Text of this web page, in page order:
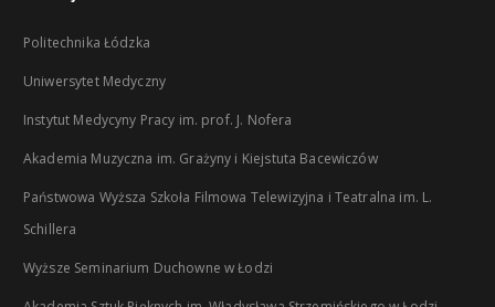
Politechnika Łódzka
Uniwersytet Medyczny
Instytut Medycyny Pracy im. prof. J. Nofera
Akademia Muzyczna im. Grażyny i Kiejstuta Bacewiczów
Państwowa Wyższa Szkoła Filmowa Telewizyjna i Teatralna im. L.
Schillera
Wyższe Seminarium Duchowne w Łodzi